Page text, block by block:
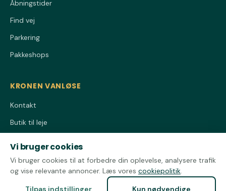
Åbningstider
Find vej
Parkering
Pakkeshops
KRONEN VANLØSE
Kontakt
Butik til leje
Cookiepolitik
Vi bruger cookies
Vi bruger cookies til at forbedre din oplevelse, analysere trafik
og vise relevante annoncer. Læs vores cookiepolitik.
Tilpas indstillinger
Kun nødvendige